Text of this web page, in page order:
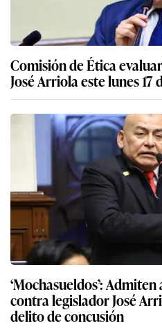
Comisión de Ética
José Arriola este lunes 17
‘Mochasueldos’:
contra legislador José
delito de concusión